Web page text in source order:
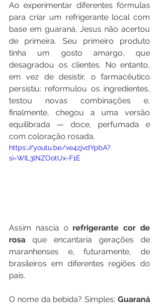
Ao experimentar diferentes fórmulas
para criar um refrigerante local com
base em guaraná, Jesus não acertou
de primeira. Seu primeiro produto
tinha um gosto amargo, que
desagradou os clientes. No entanto,
em vez de desistir, o farmacêutico
persistiu: reformulou os ingredientes,
testou novas combinações e,
finalmente, chegou a uma versão
equilibrada — doce, perfumada e
com coloração rosada.
https://youtu.be/ve4zjvdYpbA?
si=WIL3lNZOotUx-F1E
Assim nascia o refrigerante cor de
rosa que encantaria gerações de
maranhenses e, futuramente, de
brasileiros em diferentes regiões do
país.
O nome da bebida? Simples: Guaraná